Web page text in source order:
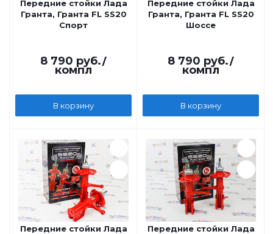
Передние стойки Лада
Гранта, Гранта FL SS20
Спорт
8 790 руб./
компл
В корзину
Передние стойки Лада
Гранта, Гранта FL SS20
Шоссе
8 790 руб./
компл
В корзину
Передние стойки Лада
Передние стойки Лада